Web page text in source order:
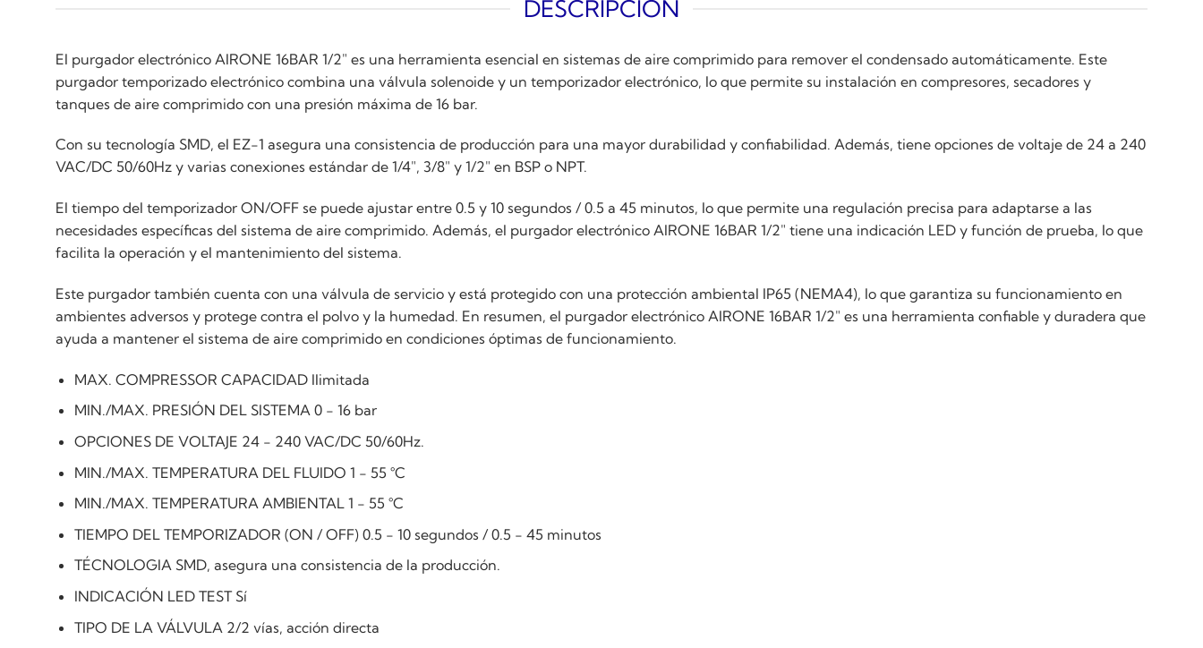
DESCRIPCIÓN
El purgador electrónico AIRONE 16BAR 1/2" es una herramienta esencial en sistemas de aire comprimido para remover el condensado automáticamente. Este
purgador temporizado electrónico combina una válvula solenoide y un temporizador electrónico, lo que permite su instalación en compresores, secadores y
tanques de aire comprimido con una presión máxima de 16 bar.
Con su tecnología SMD, el EZ-1 asegura una consistencia de producción para una mayor durabilidad y confiabilidad. Además, tiene opciones de voltaje de 24 a 240
VAC/DC 50/60Hz y varias conexiones estándar de 1/4", 3/8" y 1/2" en BSP o NPT.
El tiempo del temporizador ON/OFF se puede ajustar entre 0.5 y 10 segundos / 0.5 a 45 minutos, lo que permite una regulación precisa para adaptarse a las
necesidades específicas del sistema de aire comprimido. Además, el purgador electrónico AIRONE 16BAR 1/2" tiene una indicación LED y función de prueba, lo que
facilita la operación y el mantenimiento del sistema.
Este purgador también cuenta con una válvula de servicio y está protegido con una protección ambiental IP65 (NEMA4), lo que garantiza su funcionamiento en
ambientes adversos y protege contra el polvo y la humedad. En resumen, el purgador electrónico AIRONE 16BAR 1/2" es una herramienta confiable y duradera que
ayuda a mantener el sistema de aire comprimido en condiciones óptimas de funcionamiento.
MAX. COMPRESSOR CAPACIDAD Ilimitada
MIN./MAX. PRESIÓN DEL SISTEMA 0 - 16 bar
OPCIONES DE VOLTAJE 24 - 240 VAC/DC 50/60Hz.
MIN./MAX. TEMPERATURA DEL FLUIDO 1 - 55 °C
MIN./MAX. TEMPERATURA AMBIENTAL 1 - 55 °C
TIEMPO DEL TEMPORIZADOR (ON / OFF) 0.5 - 10 segundos / 0.5 - 45 minutos
TÉCNOLOGIA SMD, asegura una consistencia de la producción.
INDICACIÓN LED TEST Sí
TIPO DE LA VÁLVULA 2/2 vías, acción directa